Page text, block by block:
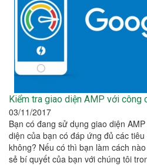
Kiểm tra giao diện AMP với công
03/11/2017
Bạn có đang sử dụng giao diện
diện của bạn có đáp ứng đủ các
không? Nếu có thì bạn làm cách
sẻ bí quyết của bạn với chúng tôi